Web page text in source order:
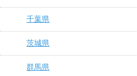
千葉県
茨城県
群馬県